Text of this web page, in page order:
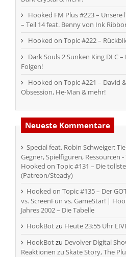
Hooked FM Plus #223 –
– Teil 14 feat. Benny von Ink
Hooked on Topic #222 –
Dark Souls 2 Sunken King DLC –
Folgen!
Hooked on Topic #221 – David
Obsession, He-Man & mehr!
Neueste Kommentare
Special feat. Robin Schweiger:
Gegner, Spielfiguren, Ressourcen
Hooked on Topic #131 – Die
(Patreon/Steady)
Hooked on Topic #135 – Der
vs. ScreenFun vs. GameStar! |
Jahres 2002 – Die Tabelle
HookBotzu Heute 23:55 Uhr
HookBotzu Devolver Digital
Reaktionen zu Skate Story, The